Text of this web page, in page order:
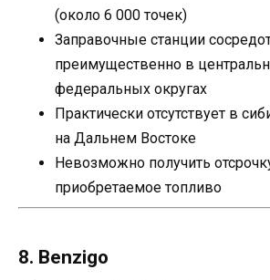
(около 6 000 точек)
Заправочные станции
преимущественно в
федеральных округах
Практически отсутствует в
на Дальнем Востоке
Невозможно получить
приобретаемое топливо
8. Benzigo